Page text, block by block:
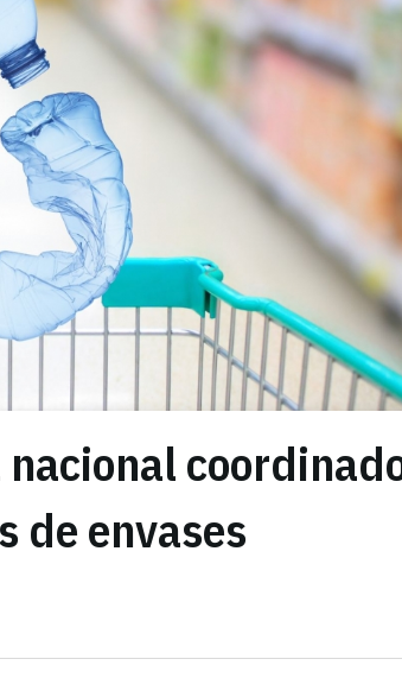
de envases